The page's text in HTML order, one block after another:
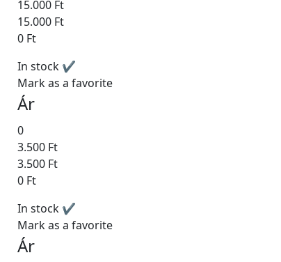
15.000 Ft
15.000 Ft
0 Ft
In stock ✔
Mark as a favorite
Ár
0
3.500 Ft
3.500 Ft
0 Ft
In stock ✔
Mark as a favorite
Ár